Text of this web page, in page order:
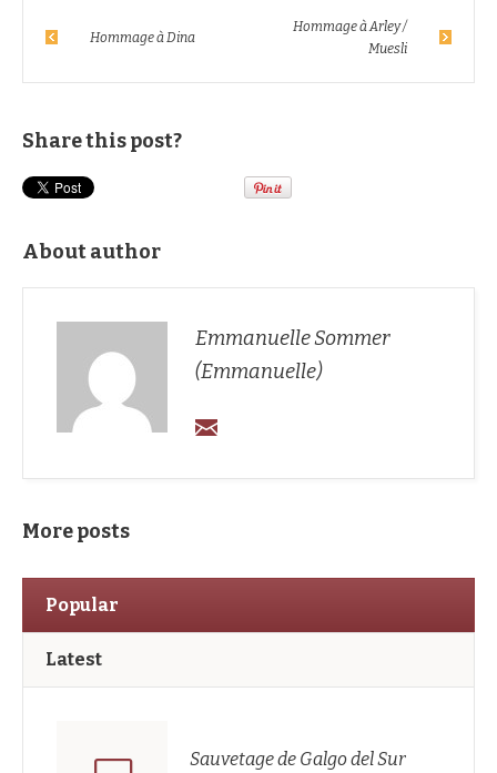
Hommage à Dina
Hommage à Arley /
Muesli
Share this post?
About author
Emmanuelle Sommer
(Emmanuelle)
More posts
Popular
Latest
Sauvetage de Galgo del Sur